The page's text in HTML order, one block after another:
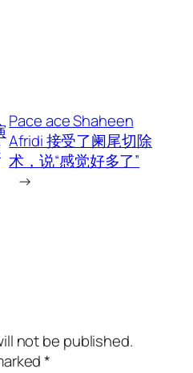
Pace ace Shaheen
Afridi 接受了阑尾切除
术，说“感觉好多了”
→
not be published.
*